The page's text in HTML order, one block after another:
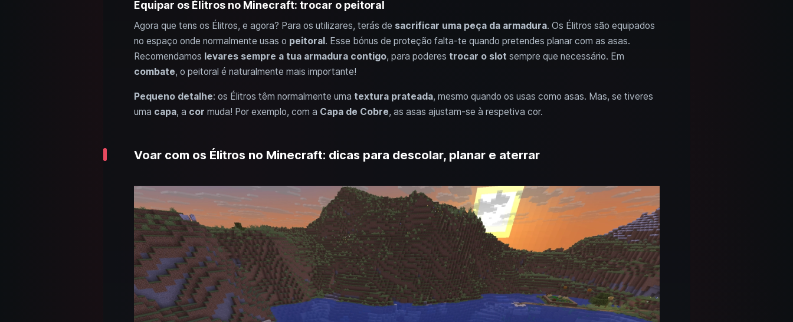
Equipar os Élitros no Minecraft: trocar o peitoral
Agora que tens os Élitros, e agora? Para os utilizares, terás de sacrificar uma peça da armadura. Os Élitros são equipados
no espaço onde normalmente usas o peitoral. Esse bónus de proteção falta-te quando pretendes planar com as asas.
Recomendamos levares sempre a tua armadura contigo, para poderes trocar o slot sempre que necessário. Em
combate, o peitoral é naturalmente mais importante!
Pequeno detalhe: os Élitros têm normalmente uma textura prateada, mesmo quando os usas como asas. Mas, se tiveres
uma capa, a cor muda! Por exemplo, com a Capa de Cobre, as asas ajustam-se à respetiva cor.
Voar com os Élitros no Minecraft: dicas para descolar, planar e aterrar